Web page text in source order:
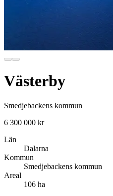
Västerby
Smedjebackens kommun
6 300 000 kr
Län
Dalarna
Kommun
Smedjebackens kommun
Areal
106 ha